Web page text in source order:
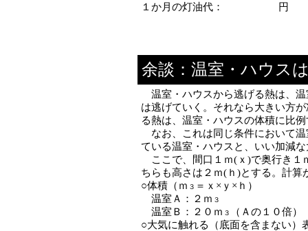
１か月の灯油代：
円
余談：温室・ハウス
温室・ハウスから逃げる熱は、
は逃げていく。それなら大きい方
る熱は、温室・ハウスの体積に比
なお、これは同じ条件において
ている温室・ハウスと、いい加減
ここで、間口１ｍ(ｘ)で奥行き１
ちらも高さは２ｍ(ｈ)とする。計
○体積（ｍ ３ ＝ｘ×ｙ×ｈ）
温室Ａ：２ｍ ３
温室Ｂ：２０ｍ ３
（Ａの１０倍）
○大気に触れる（底面を含まない）